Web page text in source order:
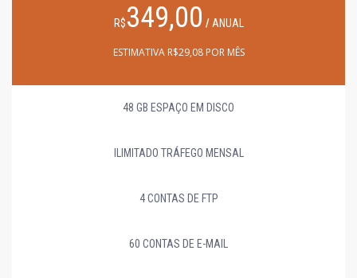
R$349,00 /ANUAL
ESTIMATIVA R$29,08 POR MÊS
48 GB ESPAÇO EM DISCO
ILIMITADO TRÁFEGO MENSAL
4 CONTAS DE FTP
60 CONTAS DE E-MAIL